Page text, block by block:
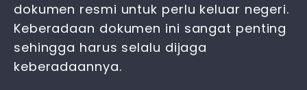
dokumen resmi untuk perlu keluar negeri.
Keberadaan dokumen ini sangat penting
sehingga harus selalu dijaga
keberadaannya.